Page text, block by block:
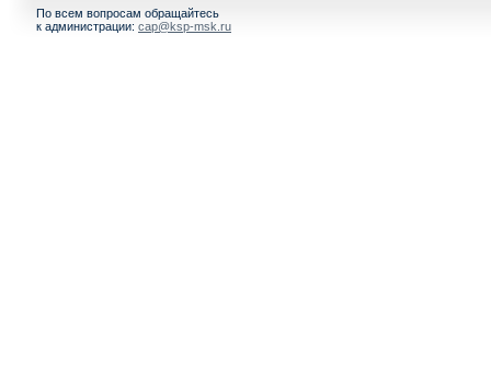
По всем вопросам обращайтесь
к администрации: cap@ksp-msk.ru